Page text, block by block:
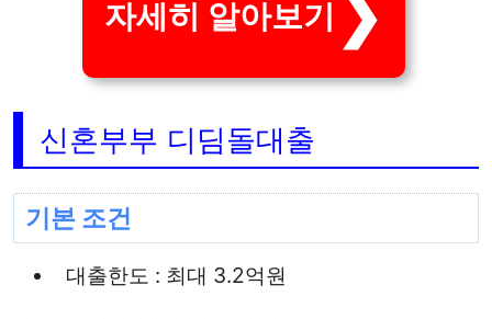
자세히 알아보기
신혼부부 디딤돌대출
기본 조건
대출한도 : 최대 3.2억원